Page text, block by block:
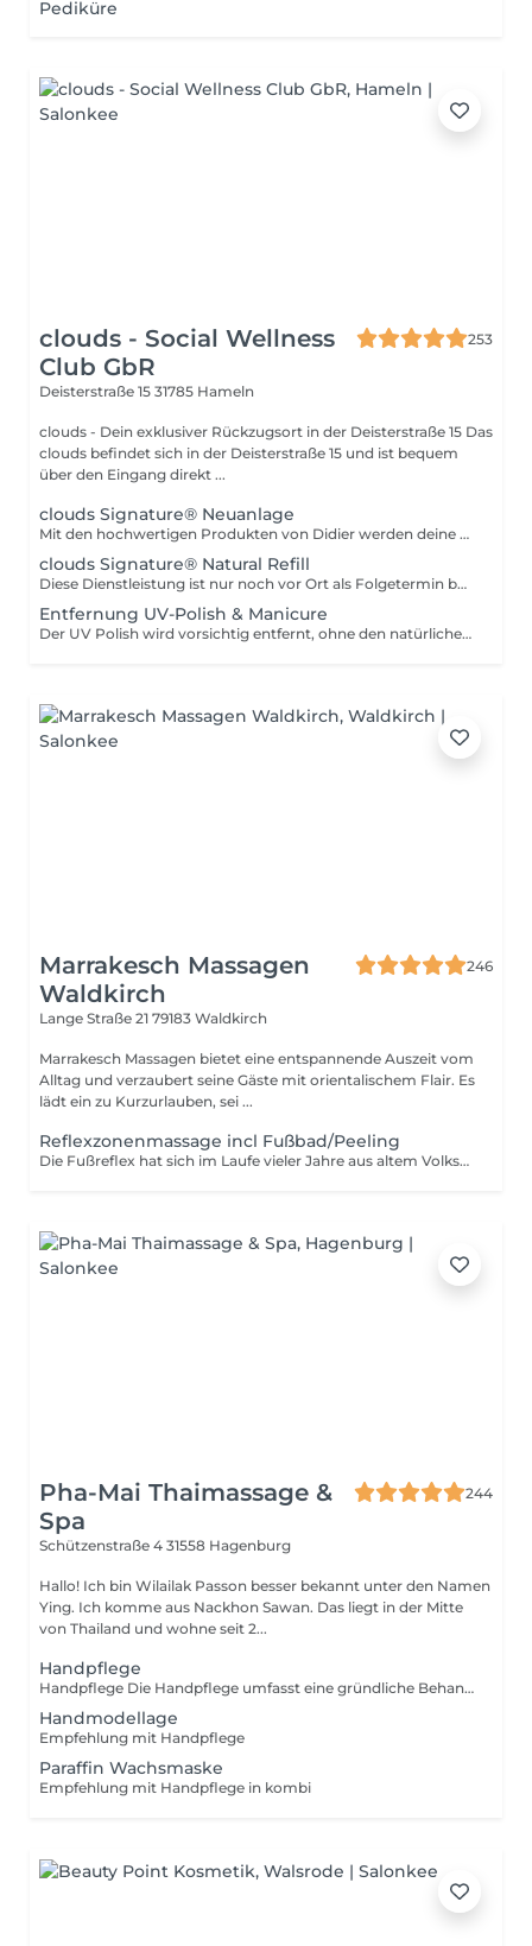
Pediküre
clouds - Social Wellness
Club GbR
253
Deisterstraße 15 31785 Hameln
clouds - Dein exklusiver Rückzugsort in der Deisterstraße 15 Das
clouds befindet sich in der Deisterstraße 15 und ist bequem
über den Eingang direkt ...
clouds Signature® Neuanlage
Mit den hochwertigen Produkten von Didier werden deine Naturnägel perfekt verstärkt und elegant in Szene gesetzt. Der Fokus liegt auf einem natürlichen, gepflegten Look du wählst aus verschiedenen Nude-Tönen deinen persönlichen Favoriten. Durch präzise Verarbeitung und ausgewählte Materialien gewährleisten wir bei entsprechender Pflege der Nagelhaut eine Haltbarkeit von bis zu 3 Wochen. Das Ergebnis: natürlich verstärkte, gepflegte Nägel ein ebenmäßiges, elegantes Finish langanhaltende Stabilität und Glanz Der Leistungsumfang ist bei allen Varianten identisch der Unterschied liegt im Erfahrungslevel der behandelnden Person. Master Neuanlage Durchgeführt von Sophie mit langjähriger Erfahrung, höchster Präzision und einem besonders geschulten Blick für Ästhetik und Details. Für alle, die sich maximale Perfektion und ein besonders exklusives Ergebnis wünschen. Expert Neuanlage Durchgeführt von Aleksandra und Gentiana mit viel Sorgfalt, Feingefühl und einem hohen Qualitätsanspruch. Für dich, wenn du ein hochwertiges, natürliches Ergebnis in entspannter Atmosphäre genießen möchtest.
clouds Signature® Natural Refill
Diese Dienstleistung ist nur noch vor Ort als Folgetermin buchbar oder per Kontaktaufnahme mit uns. Mit den Produkten von Didier werden deine natürlichen Nägel perfekt in Szene gesetzt und verstärkt. Bei diesem natürlichen Look der Nägel kannst du zwischen verschiedenen Nude Tönen deinen ganz besonderen Liebling wählen. Wir gewährleisten eine Haltbarkeit bei entsprechender Pflege der Nagelhaut von 3 Wochen.
Entfernung UV-Polish & Manicure
Der UV Polish wird vorsichtig entfernt, ohne den natürlichen Nagel zu schädigen. Anschließend wird die Nagelhaut gepflegt, die Nägel in Form gebracht und überschüssige Haut entfernt. Zum Abschluss wird eine pflegende Handcreme sowie ein hochwertiges Nagelöl aufgetragen.
Marrakesch Massagen
Waldkirch
246
Lange Straße 21 79183 Waldkirch
Marrakesch Massagen bietet eine entspannende Auszeit vom
Alltag und verzaubert seine Gäste mit orientalischem Flair. Es
lädt ein zu Kurzurlauben, sei ...
Reflexzonenmassage incl Fußbad/Peeling
Die Fußreflex hat sich im Laufe vieler Jahre aus altem Volkswissen zu einer exakt ausgearbeiteten Massage entwickelt. Die Reflexzonenmassage kann durch Druck-, Zug- und Streichbewegungen der Fußsohle und Zehen nicht nur die verspannten, beanspruchten Muskeln der Füße lockern, sondern auch durch Druck bestimmter Punkte die inneren Organe positiv beeinflussen. Inklusive Fußbad mit Peeling.
Pha-Mai Thaimassage &
Spa
244
Schützenstraße 4 31558 Hagenburg
Hallo! Ich bin Wilailak Passon besser bekannt unter den Namen
Ying. Ich komme aus Nackhon Sawan. Das liegt in der Mitte
von Thailand und wohne seit 2...
Handpflege
Handpflege Die Handpflege umfasst eine gründliche Behandlung Ihrer Hände und Nägel, bei der die Haut gepflegt und die Nägel formschön gefeilt werden. Die Pflege wird mit einer beruhigenden Handmassage abgerundet. Sie haben die Möglichkeit, die Behandlung mit verschiedenen Lackoptionen zu kombinieren:
Handmodellage
Empfehlung mit Handpflege
Paraffin Wachsmaske
Empfehlung mit Handpflege in kombi